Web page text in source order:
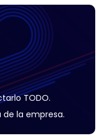
TODO.
la empresa.